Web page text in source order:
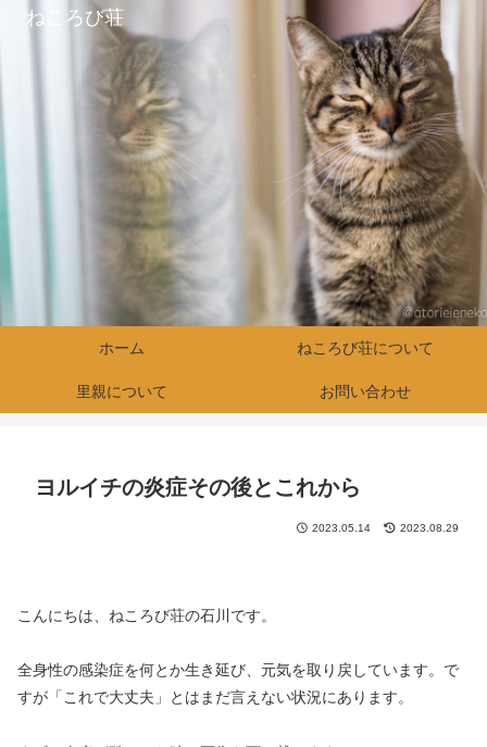
ねころび荘
ホーム ねころび荘について
里親について お問い合わせ
ヨルイチの炎症その後とこれから
2023.05.14 2023.08.29
こんにちは、ねころび荘の石川です。
全身性の感染症を何とか生き延び、元気を取り戻しています。で
すが「これで大丈夫」とはまだ言えない状況にあります。